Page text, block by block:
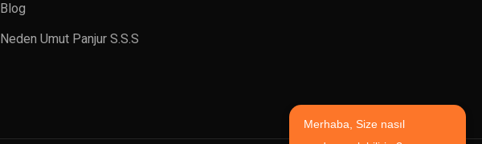
Blog
Neden Umut Panjur S.S.S
Merhaba, Size nasıl